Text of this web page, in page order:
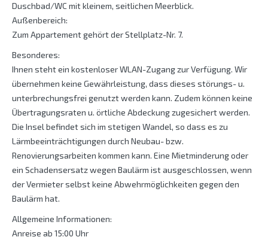
Duschbad/WC mit kleinem, seitlichen Meerblick.
Außenbereich:
Zum Appartement gehört der Stellplatz-Nr. 7.
Besonderes:
Ihnen steht ein kostenloser WLAN-Zugang zur Verfügung. Wir
übernehmen keine Gewährleistung, dass dieses störungs- u.
unterbrechungsfrei genutzt werden kann. Zudem können keine
Übertragungsraten u. örtliche Abdeckung zugesichert werden.
Die Insel befindet sich im stetigen Wandel, so dass es zu
Lärmbeeinträchtigungen durch Neubau- bzw.
Renovierungsarbeiten kommen kann. Eine Mietminderung oder
ein Schadensersatz wegen Baulärm ist ausgeschlossen, wenn
der Vermieter selbst keine Abwehrmöglichkeiten gegen den
Baulärm hat.
Allgemeine Informationen:
Anreise ab 15:00 Uhr